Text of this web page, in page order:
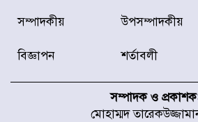
বিদ্যুৎ-জ্বালানি
চেষ্টা করছে একটি
৫ আহত, চীনে
সম্পাদকীয় উপসম্পাদকীয়
বিজ্ঞাপন শর্তাবলী
সম্পাদক ও
মোহাম্মদ